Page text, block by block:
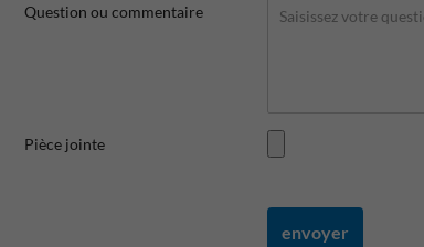
Question ou commentaire
Pièce jointe
envoyer